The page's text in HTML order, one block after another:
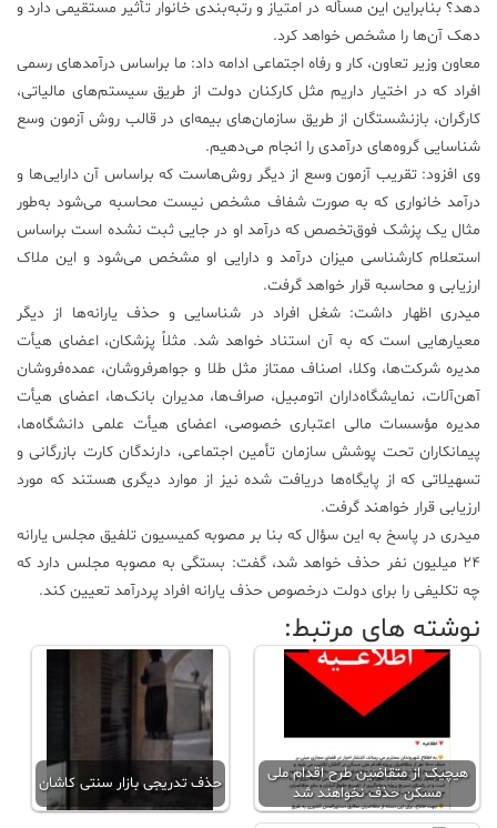
دهد؟ بنابراین این مسأله در امتیاز و رتبه‌بندی خانوار تأثیر مستقیمی دارد و
دهک آن‌ها را مشخص خواهد کرد.
معاون وزیر تعاون، کار و رفاه اجتماعی ادامه داد: ما براساس درآمدهای رسمی
افراد که در اختیار داریم مثل کارکنان دولت از طریق سیستم‌های مالیاتی،
کارگران، بازنشستگان از طریق سازمان‌های بیمه‌ای در قالب روش آزمون وسع
شناسایی گروه‌های درآمدی را انجام می‌دهیم.
وی افزود: تقریب آزمون وسع از دیگر روش‌هاست که براساس آن دارایی‌ها و
درآمد خانواری که به صورت شفاف مشخص نیست محاسبه می‌شود به‌طور
مثال یک پزشک فوق‌تخصص که درآمد او در جایی ثبت نشده است براساس
استعلام کار‌شناسی میزان درآمد و دارایی او مشخص می‌شود و این ملاک
ارزیابی و محاسبه قرار خواهد گرفت.
میدری اظهار داشت: شغل افراد در شناسایی و حذف یارانه‌ها از دیگر
معیارهایی است که به آن استناد خواهد شد. مثلاً پزشکان، اعضای هیأت
مدیره شرکت‌ها، وکلا، اصناف ممتاز مثل طلا و جواهرفروشان، عمده‌فروشان
آهن‌آلات، نمایشگاه‌داران اتومبیل، صراف‌ها، مدیران بانک‌ها، اعضای هیأت
مدیره مؤسسات مالی اعتباری خصوصی، اعضای هیأت علمی دانشگاه‌ها،
پیمانکاران تحت پوشش سازمان تأمین اجتماعی، دارندگان کارت بازرگانی و
تسهیلاتی که از پایگاه‌ها دریافت شده نیز از موارد دیگری هستند که مورد
ارزیابی قرار خواهند گرفت.
میدری در پاسخ به این سؤال که بنا بر مصوبه کمیسیون تلفیق مجلس یارانه
۲۴ میلیون نفر حذف خواهد شد، گفت: بستگی به مصوبه مجلس دارد که
چه تکلیفی را برای دولت درخصوص حذف یارانه افراد پردرآمد تعیین کند.
نوشته های مرتبط:
هیچیک از متقاضین طرح اقدام ملی
مسکن حذف نخواهند شد
حذف تدریجی بازار سنتی کاشان